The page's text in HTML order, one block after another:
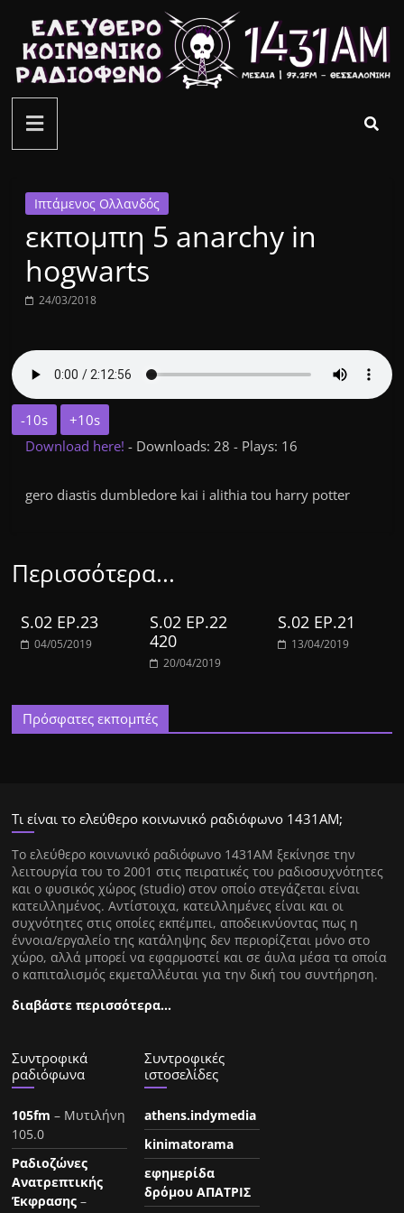
περιεχόμενο
ελεύθερο
κοινωνικό
ραδιόφωνο
1431AM
Ιπτάμενος Ολλανδός
εκπομπη 5 anarchy in
hogwarts
24/03/2018
-10s
+10s
Download here!- Downloads: 28 - Plays: 16
gero diastis dumbledore kai i alithia tou harry potter
Περισσότερα...
S.02 EP.23
04/05/2019
S.02 EP.22
420
20/04/2019
S.02 EP.21
13/04/2019
Πρόσφατες εκπομπές
Τι είναι το ελεύθερο κοινωνικό ραδιόφωνο 1431ΑΜ;
Tο ελεύθερο κοινωνικό ραδιόφωνο 1431AM ξεκίνησε την
λειτουργία του το 2001 στις πειρατικές του ραδιοσυχνότητες
και ο φυσικός χώρος (studio) στον οποίο στεγάζεται είναι
κατειλλημένος. Αντίστοιχα, κατειλλημένες είναι και οι
συχνότητες στις οποίες εκπέμπει, αποδεικνύοντας πως η
έννοια/εργαλείο της κατάληψης δεν περιορίζεται μόνο στο
χώρο, αλλά μπορεί να εφαρμοστεί και σε άυλα μέσα τα οποία
ο καπιταλισμός εκμεταλλέυται για την δική του συντήρηση.
διαβάστε περισσότερα…
Συντροφικά
ραδιόφωνα
105fm – Μυτιλήνη
105.0
Ραδιοζώνες
Ανατρεπτικής
Έκφρασης –
Συντροφικές
ιστοσελίδες
athens.indymedia
kinimatorama
εφημερίδα
δρόμου ΑΠΑΤΡΙΣ